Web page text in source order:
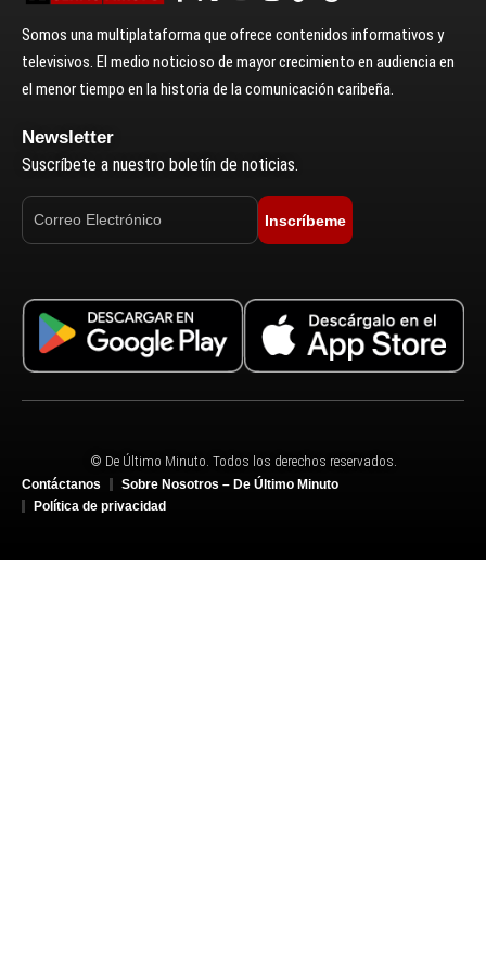
Somos una multiplataforma que ofrece contenidos informativos y
televisivos. El medio noticioso de mayor crecimiento en audiencia en
el menor tiempo en la historia de la comunicación caribeña.
Newsletter
Suscríbete a nuestro boletín de noticias.
Inscríbeme
© De Último Minuto. Todos los derechos reservados.
Contáctanos
Sobre Nosotros – De Último Minuto
Política de privacidad